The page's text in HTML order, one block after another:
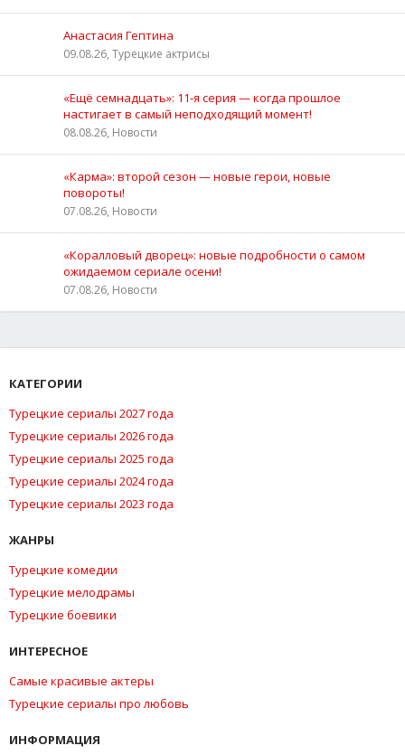
Анастасия Гептина
09.08.26, Турецкие актрисы
«Ещё семнадцать»: 11‑я серия — когда прошлое
настигает в самый неподходящий момент!
08.08.26, Новости
«Карма»: второй сезон — новые герои, новые
повороты!
07.08.26, Новости
«Коралловый дворец»: новые подробности о самом
ожидаемом сериале осени!
07.08.26, Новости
КАТЕГОРИИ
Турецкие сериалы 2027 года
Турецкие сериалы 2026 года
Турецкие сериалы 2025 года
Турецкие сериалы 2024 года
Турецкие сериалы 2023 года
ЖАНРЫ
Турецкие комедии
Турецкие мелодрамы
Турецкие боевики
ИНТЕРЕСНОЕ
Самые красивые актеры
Турецкие сериалы про любовь
ИНФОРМАЦИЯ